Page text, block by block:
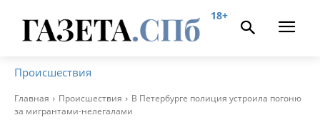
18+
Происшествия
Главная Происшествия
В Петербурге полиция устроила погоню
за мигрантами-нелегалами